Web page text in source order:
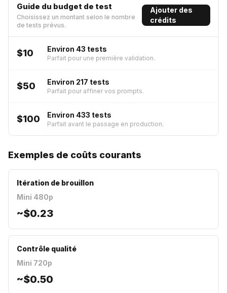
Guide du budget de test
Choisissez un montant selon le nombre
de tests prévus.
Ajouter des
crédits
$10 Environ 43 tests
Parfait pour une première validation.
$50 Environ 217 tests
Parfait pour affiner vos prompts.
$100 Environ 433 tests
Parfait avant le passage en production.
Exemples de coûts courants
Itération de brouillon
Mini 480p
~$0.23
Contrôle qualité
Mini 720p
~$0.50